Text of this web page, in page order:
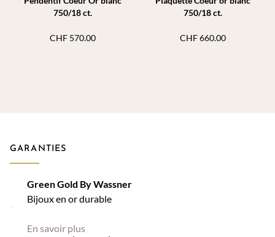
750/18 ct.
CHF570.00
750/18 ct.
CHF660.00
GARANTIES
Green Gold By Wassner
Bijoux en or durable
En savoir plus